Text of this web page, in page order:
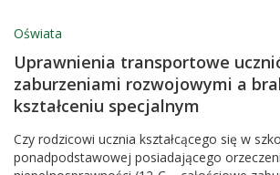
Oświata
Uprawnienia transportowe
zaburzeniami rozwojowymi a
kształceniu specjalnym
Czy rodzicowi ucznia kształcącego się w
ponadpodstawowej posiadającego